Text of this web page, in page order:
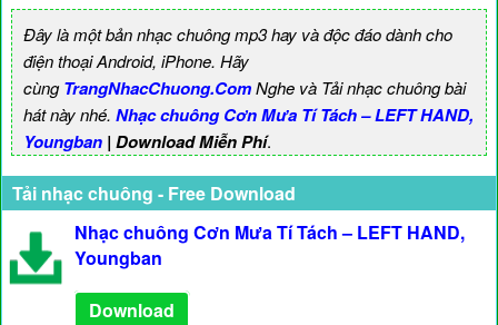
Đây là một bản nhạc chuông mp3 hay và độc đáo dành cho
điện thoại Android, iPhone. Hãy
cùngTrangNhacChuong.ComNghe và Tải nhạc chuông bài
hát này nhé. Nhạc chuông Cơn Mưa Tí Tách – LEFT HAND,
Youngban | Download Miễn Phí.
Tải nhạc chuông - Free Download
Nhạc chuông Cơn Mưa Tí Tách – LEFT HAND,
Youngban
Download